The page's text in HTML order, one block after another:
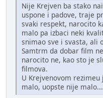
Nije Krejven ba stako
uspone i padove, traje
svaki respekt, narocito
malo pa izbaci neki
snimao sve i svasta, ali
Samtrm da dobar film
narocito ne, kao sto je
filmova.
U Krejvenovom rezimeu
malo, uopste nije malo...